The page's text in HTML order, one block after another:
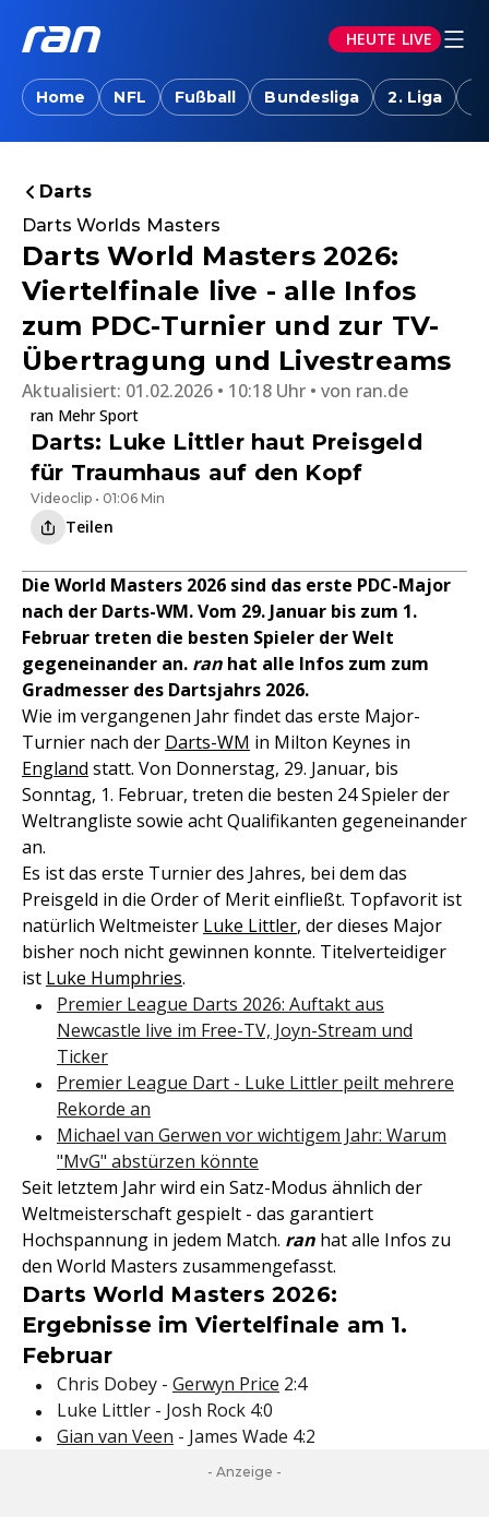
HEUTE LIVE
Home NFL Fußball Bundesliga 2. Liga
Darts
Darts Worlds Masters
Darts World Masters 2026:
Viertelfinale live - alle Infos
zum PDC-Turnier und zur TV-
Übertragung und Livestreams
Aktualisiert: 01.02.2026 • 10:18 Uhr von ran.de
ran Mehr Sport
Darts: Luke Littler haut Preisgeld
für Traumhaus auf den Kopf
Videoclip • 01:06 Min
Teilen
Die World Masters 2026 sind das erste PDC-Major
nach der Darts-WM. Vom 29. Januar bis zum 1.
Februar treten die besten Spieler der Welt
gegeneinander an. ran hat alle Infos zum zum
Gradmesser des Dartsjahrs 2026.
Wie im vergangenen Jahr findet das erste Major-
Turnier nach der Darts-WM in Milton Keynes in
England statt. Von Donnerstag, 29. Januar, bis
Sonntag, 1. Februar, treten die besten 24 Spieler der
Weltrangliste sowie acht Qualifikanten gegeneinander
an.
Es ist das erste Turnier des Jahres, bei dem das
Preisgeld in die Order of Merit einfließt. Topfavorit ist
natürlich Weltmeister Luke Littler, der dieses Major
bisher noch nicht gewinnen konnte. Titelverteidiger
ist Luke Humphries.
Premier League Darts 2026: Auftakt aus
Newcastle live im Free-TV, Joyn-Stream und
Ticker
Premier League Dart - Luke Littler peilt mehrere
Rekorde an
Michael van Gerwen vor wichtigem Jahr: Warum
"MvG" abstürzen könnte
Seit letztem Jahr wird ein Satz-Modus ähnlich der
Weltmeisterschaft gespielt - das garantiert
Hochspannung in jedem Match. ran hat alle Infos zu
den World Masters zusammengefasst.
Darts World Masters 2026:
Ergebnisse im Viertelfinale am 1.
Februar
Chris Dobey - Gerwyn Price 2:4
Luke Littler - Josh Rock 4:0
Gian van Veen - James Wade 4:2
- Anzeige -